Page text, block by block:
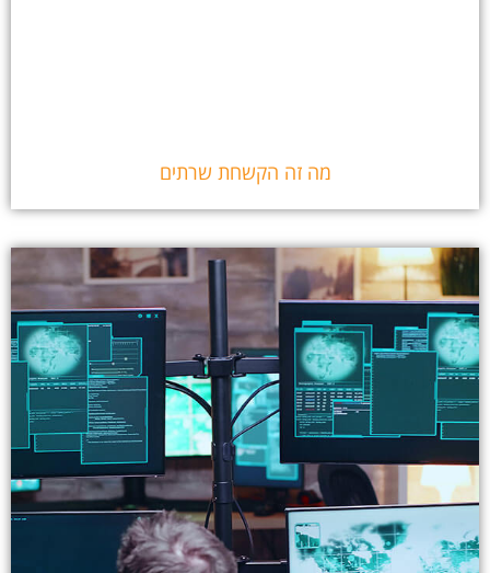
מה זה הקשחת שרתים